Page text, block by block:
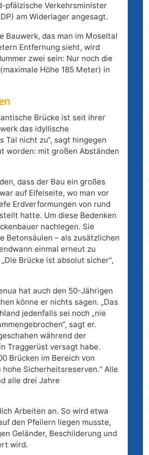
pfälzische Verkehrsminister
am Widerlager angesagt.
Bauwerk, das man im Moseltal
Entfernung sieht, wird
zwei sein: Nur noch die
Höhe 185 Meter) in
Brücke ist seit ihrer
das idyllische
Tal nicht zu“, sagt hingegen
worden: mit großen Abständen
dass der Bau ein großes
auf Eifelseite, wo man vor
Erdverformungen von rund
hatte. Um diese Bedenken
nachlegen. Sie
Betonsäulen – als zusätzlichen
einmal erneut zu
Brücke ist absolut sicher“,
hat auch den 50-Jährigen
könne er nichts sagen. „Das
jedenfalls sei noch „nie
sagt er.
während der
Traggerüst versagt habe.
Brücken im Bereich von
Sicherheitsreserven.“ Alle
alle drei Jahre
Arbeiten an. So wird etwa
den Pfeilern liegen musste,
Geländer, Beschilderung und
wird.